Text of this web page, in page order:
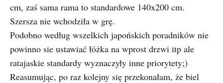
cm, zaś sama rama to standardowe 140x200 cm.
Szersza nie wchodziła w grę.
Podobno według wszelkich japońskich poradników nie
powinno sie ustawiać łóżka na wprost drzwi itp ale
ratajaskie standardy wyznaczyły inne priorytety;)
Reasumując, po raz kolejny się przekonałam, że biel